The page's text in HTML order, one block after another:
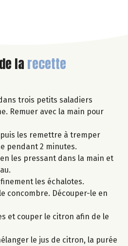
de la recette
trois petits saladiers
Remuer avec la main pour
les remettre à tremper
pendant 2 minutes.
les pressant dans la main et
les échalotes.
concombre. Découper-le en
et couper le citron afin de le
le jus de citron, la purée